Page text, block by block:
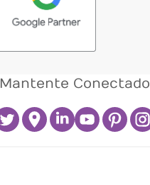
Mantente Conectado